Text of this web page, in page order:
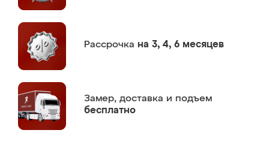
Рассрочка на 3, 4, 6 месяцев
Замер, доставка и подъем
бесплатно